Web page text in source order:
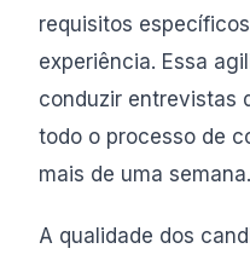
requisitos
experiência. Essa
conduzir entrevistas
todo o processo de
mais de uma semana.
A qualidade dos